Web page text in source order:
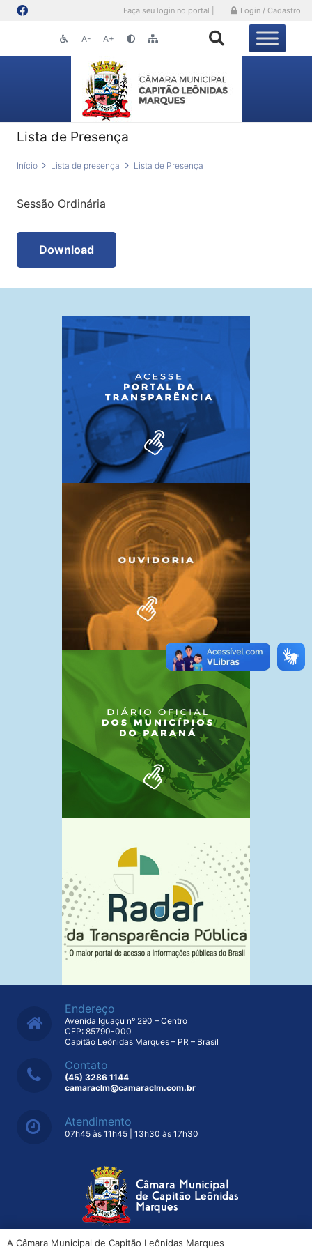
Faça seu login no portal | Login / Cadastro
A- A+
Lista de Presença
Início Lista de presença Lista de Presença
Sessão Ordinária
Download
Endereço
Avenida Iguaçu nº 290 – Centro
CEP: 85790-000
Capitão Leônidas Marques – PR – Brasil
Contato
(45) 3286 1144
camaraclm@camaraclm.com.br
Atendimento
07h45 às 11h45 | 13h30 às 17h30
A Câmara Municipal de Capitão Leônidas Marques